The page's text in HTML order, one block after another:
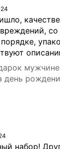
день
набор!